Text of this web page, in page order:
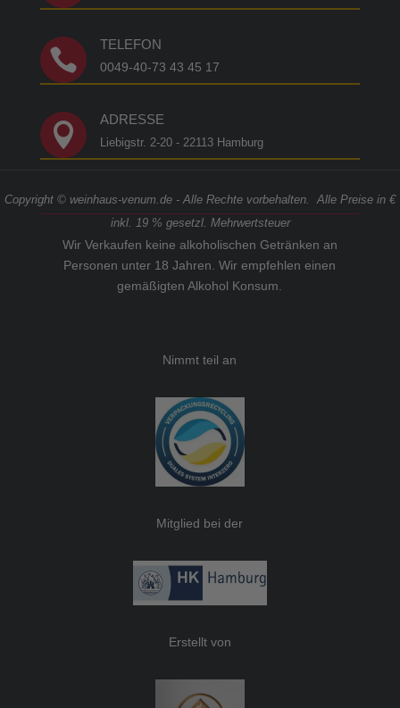

TELEFON
0049-40-73 43 45 17

ADRESSE
Liebigstr. 2-20 - 22113 Hamburg
Copyright © weinhaus-venum.de - Alle Rechte vorbehalten. Alle Preise in €
inkl. 19 % gesetzl. Mehrwertsteuer
Wir Verkaufen keine alkoholischen Getränken an
Personen unter 18 Jahren. Wir empfehlen einen
gemäßigten Alkohol Konsum.
Nimmt teil an
Mitglied bei der
Erstellt von